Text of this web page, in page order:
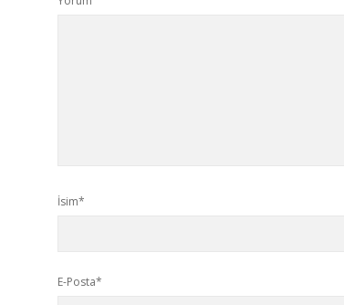
İsim*
E-Posta*